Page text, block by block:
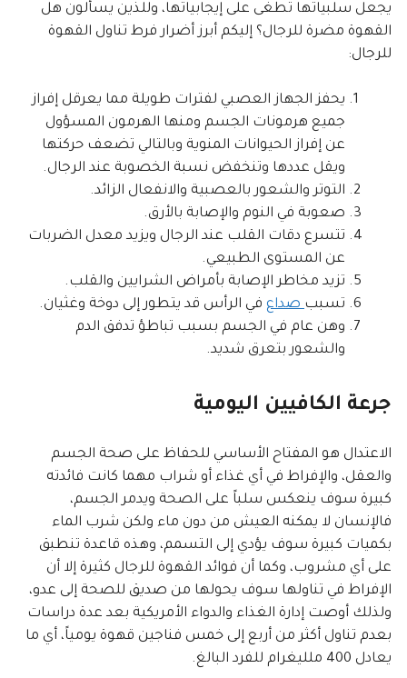
يجعل سلبياتها تطغى على إيجابياتها، وللذين يسألون هل
القهوة مضرة للرجال؟ إليكم أبرز أضرار فرط تناول القهوة
للرجال:
يحفز الجهاز العصبي لفترات طويلة مما يعرقل إفراز
جميع هرمونات الجسم ومنها الهرمون المسؤول
عن إفراز الحيوانات المنوية وبالتالي تضعف حركتها
ويقل عددها وتنخفض نسبة الخصوبة عند الرجال.
التوتر والشعور بالعصبية والانفعال الزائد.
صعوبة في النوم والإصابة بالأرق.
تتسرع دقات القلب عند الرجال ويزيد معدل الضربات
عن المستوى الطبيعي.
تزيد مخاطر الإصابة بأمراض الشرايين والقلب.
تسببصداع في الرأس قد يتطور إلى دوخة وغثيان.
وهن عام في الجسم بسبب تباطؤ تدفق الدم
والشعور بتعرق شديد.
جرعة الكافيين اليومية
الاعتدال هو المفتاح الأساسي للحفاظ على صحة الجسم
والعقل، والإفراط في أي غذاء أو شراب مهما كانت فائدته
كبيرة سوف ينعكس سلباً على الصحة ويدمر الجسم،
فالإنسان لا يمكنه العيش من دون ماء ولكن شرب الماء
بكميات كبيرة سوف يؤدي إلى التسمم، وهذه قاعدة تنطبق
على أي مشروب، وكما أن فوائد القهوة للرجال كثيرة إلا أن
الإفراط في تناولها سوف يحولها من صديق للصحة إلى عدو،
ولذلك أوصت إدارة الغذاء والدواء الأمريكية بعد عدة دراسات
بعدم تناول أكثر من أربع إلى خمس فناجين قهوة يومياً، أي ما
يعادل 400 ملليغرام للفرد البالغ.